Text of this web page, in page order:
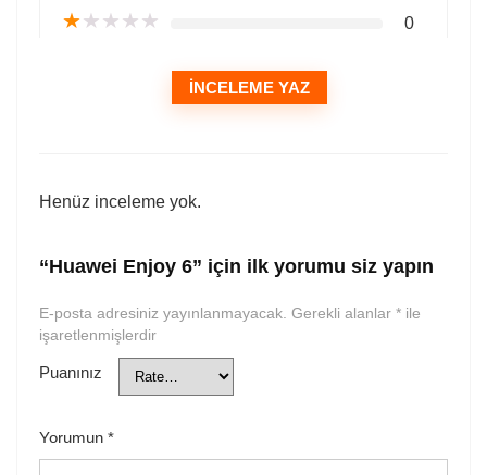
★★★★★ 0
İNCELEME YAZ
Henüz inceleme yok.
“Huawei Enjoy 6” için ilk yorumu siz yapın
E-posta adresiniz yayınlanmayacak. Gerekli alanlar * ile
işaretlenmişlerdir
Puanınız
Yorumun *